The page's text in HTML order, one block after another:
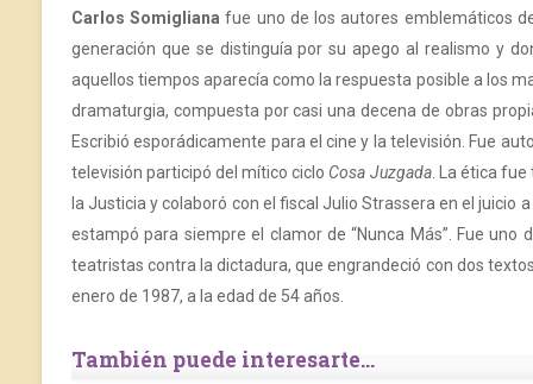
Carlos Somigliana fue uno de los autores emblemáticos
generación que se distinguía por su apego al realismo y
aquellos tiempos aparecía como la respuesta posible a los
dramaturgia, compuesta por casi una decena de obras
Escribió esporádicamente para el cine y la televisión. Fue
televisión participó del mítico ciclo Cosa Juzgada. La ética fue
la Justicia y colaboró con el fiscal Julio Strassera en el
estampó para siempre el clamor de “Nunca Más”. Fue
teatristas contra la dictadura, que engrandeció con dos
enero de 1987, a la edad de 54 años.
También puede interesarte...